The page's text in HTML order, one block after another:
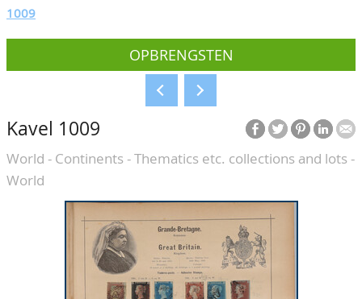
(VER)KOPEN
Hoe verkopen?
Hoe kopen?
BIEDEN
TAXATIES
CATALOGI/OPBRENGSTEN
KEURINGSDIENST
OVER ONS
80 jarig bestaan
1009
OPBRENGSTEN
Kavel 1009
World - Continents - Thematics etc. collections and lots -
World